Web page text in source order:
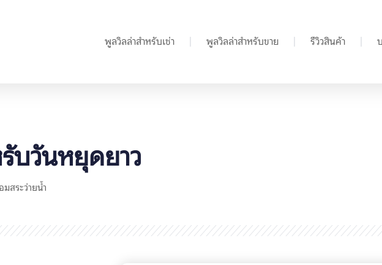
พูลวิลล่าสำหรับเช่า พูลวิลล่าสำหรับขาย รีวิวสินค้า
บวันหยุดยาว
สระว่ายน้ำ